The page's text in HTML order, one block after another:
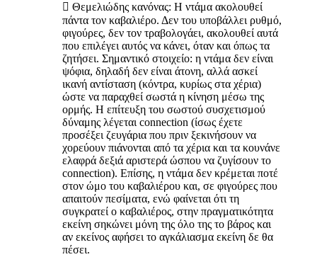
 Θεμελιώδης κανόνας: Η ντάμα ακολουθεί
πάντα τον καβαλιέρο. Δεν του υποβάλλει ρυθμό,
φιγούρες, δεν τον τραβολογάει, ακολουθεί αυτά
που επιλέγει αυτός να κάνει, όταν και όπως τα
ζητήσει. Σημαντικό στοιχείο: η ντάμα δεν είναι
ψόφια, δηλαδή δεν είναι άτονη, αλλά ασκεί
ικανή αντίσταση (κόντρα, κυρίως στα χέρια)
ώστε να παραχθεί σωστά η κίνηση μέσω της
ορμής. Η επίτευξη του σωστού συσχετισμού
δύναμης λέγεται connection (ίσως έχετε
προσέξει ζευγάρια που πριν ξεκινήσουν να
χορεύουν πιάνονται από τα χέρια και τα κουνάνε
ελαφρά δεξιά αριστερά ώσπου να ζυγίσουν το
connection). Επίσης, η ντάμα δεν κρέμεται ποτέ
στον ώμο του καβαλιέρου και, σε φιγούρες που
απαιτούν πεσίματα, ενώ φαίνεται ότι τη
συγκρατεί ο καβαλιέρος, στην πραγματικότητα
εκείνη σηκώνει μόνη της όλο της το βάρος και
αν εκείνος αφήσει το αγκάλιασμα εκείνη δε θα
πέσει.